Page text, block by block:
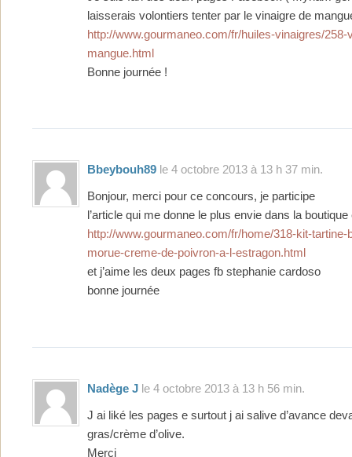
laisserais volontiers tenter par le vinaigre de
http://www.gourmaneo.com/fr/huiles-vinaigres/258-
mangue.html
Bonne journée !
Bbeybouh89 le 4 octobre 2013 à 13 h 37 min.
Bonjour, merci pour ce concours, je participe
l’article qui me donne le plus envie dans la boutique
http://www.gourmaneo.com/fr/home/318-kit-tartine-
morue-creme-de-poivron-a-l-estragon.html
et j’aime les deux pages fb stephanie cardoso
bonne journée
Nadège J le 4 octobre 2013 à 13 h 56 min.
J ai liké les pages e surtout j ai salive d’avance
gras/crème d’olive.
Merci